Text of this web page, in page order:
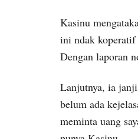
Kasinu
ini ndak koperatif
Dengan laporan
Lanjutnya, ia
belum ada
meminta uang